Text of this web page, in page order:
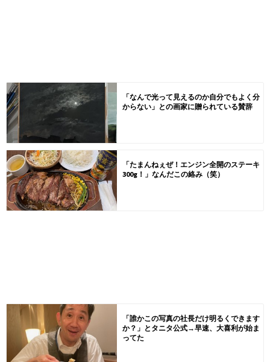
「なんで光って見えるのか自分でもよく分
からない」との画家に贈られている賛辞
「たまんねぇぜ！エンジン全開のステーキ
300g！」なんだこの絡み（笑）
「誰かこの写真の社長だけ明るくできます
か？」とタニタ公式→早速、大喜利が始ま
ってた